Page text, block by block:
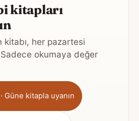
kitapları
kitabı, her pazartesi
okumaya değer
Güne kitapla uyanın